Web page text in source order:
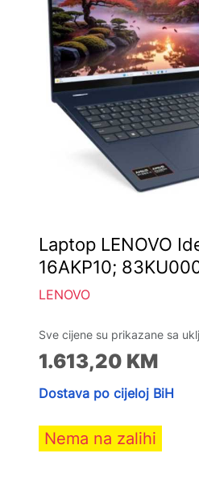
Laptop LENOVO
16AKP10;
LENOVO
Sve cijene su prikazane sa
1.613,20 KM
Dostava po cijeloj BiH
Nema na zalihi